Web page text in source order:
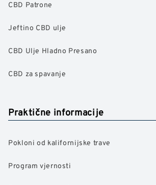
CBD Patrone
Jeftino CBD ulje
CBD Ulje Hladno Presano
CBD za spavanje
Praktične informacije
Pokloni od kalifornijske trave
Program vjernosti